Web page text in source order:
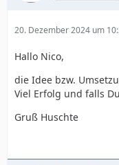
20. Dezember 2024 um
Hallo Nico,
die Idee bzw.
Viel Erfolg und falls
Gruß Huschte